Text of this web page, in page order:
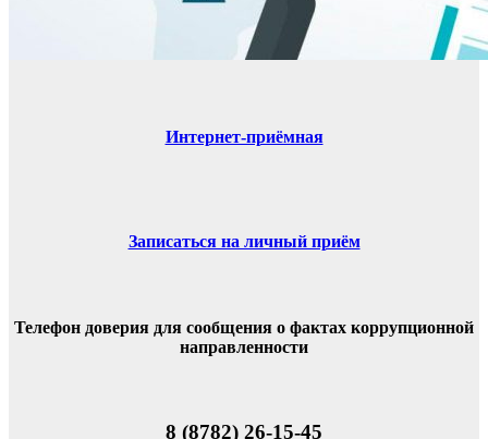
Интернет-приёмная
Записаться на личный приём
Телефон доверия для сообщения о фактах коррупционной
направленности
8 (8782) 26-15-45